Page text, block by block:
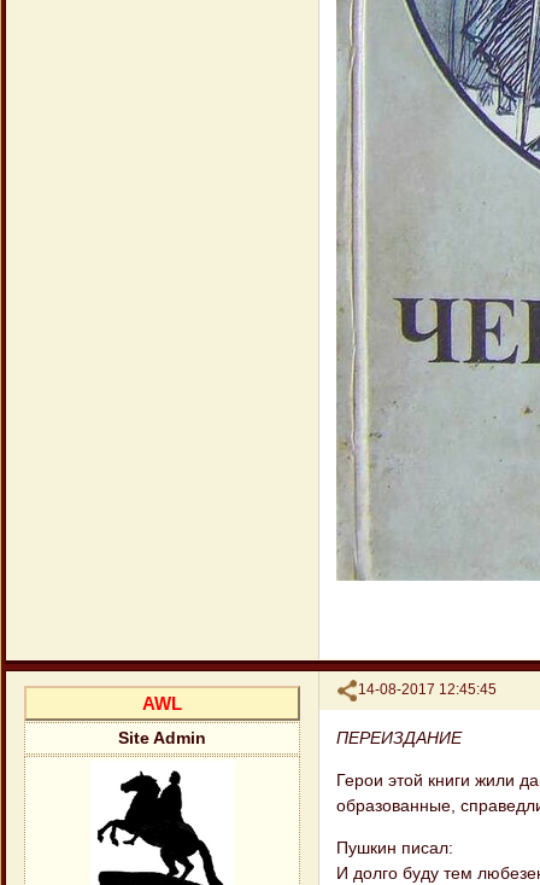
Поделиться
14-08-2017 12:45:45
AWL
Site Admin ПЕРЕИЗДАНИЕ
Герои этой книги жили
образованные,
Пушкин писал:
И долго буду тем